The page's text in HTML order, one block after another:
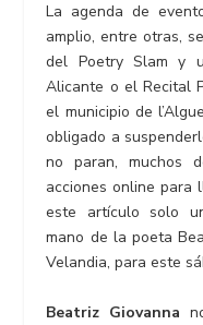
La agenda de
amplio, entre otras,
del Poetry Slam y
Alicante o el Recital
el municipio de
obligado a
no paran, muchos
acciones online para
este artículo solo
mano de la poeta
Velandia, para este
Beatriz Giovanna